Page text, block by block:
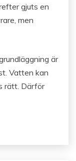
gjuts en
men
är
Vatten kan
rätt. Därför